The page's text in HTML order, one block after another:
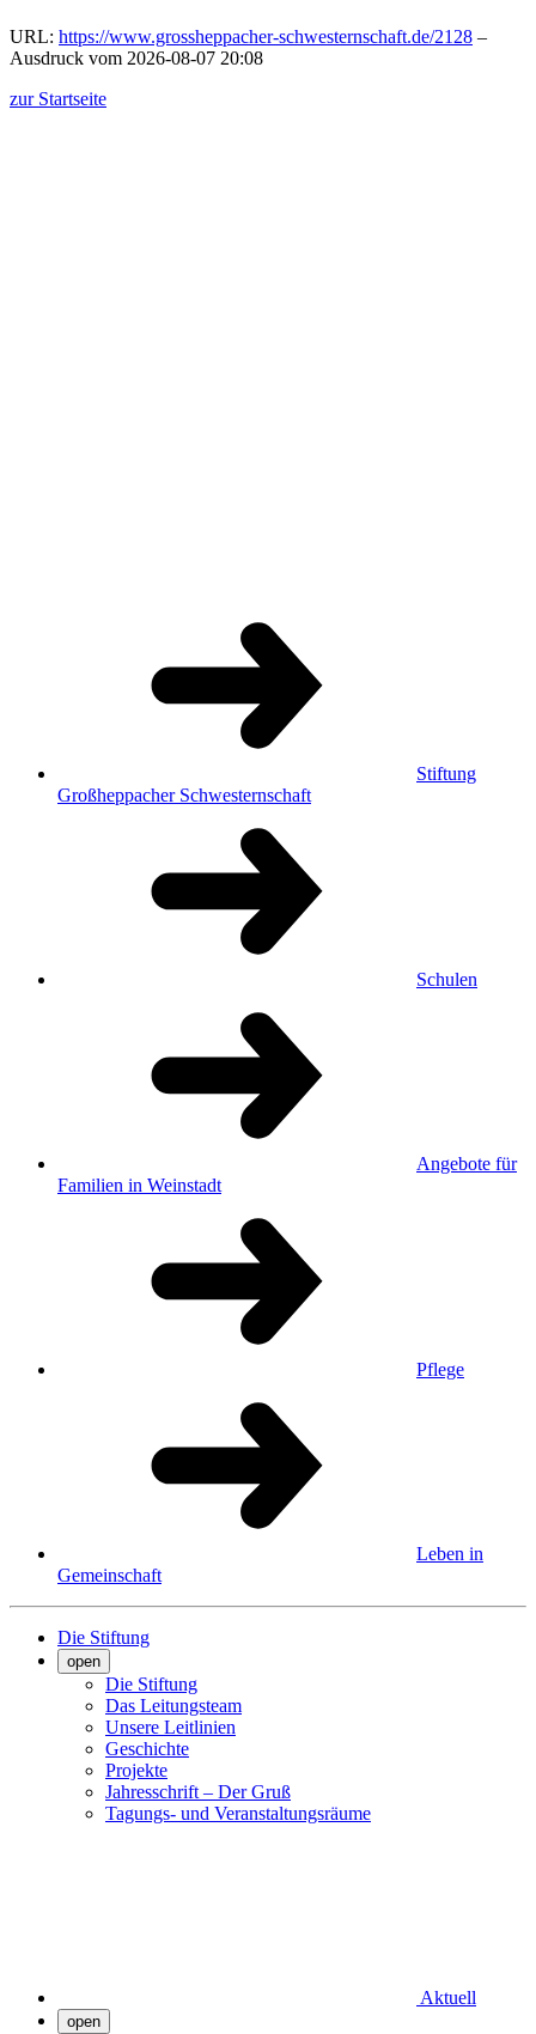
URL: https://www.grossheppacher-schwesternschaft.de/2128 –
Ausdruck vom 2026-08-07 20:08
zur Startseite
Stiftung
Großheppacher Schwesternschaft
Schulen
Angebote für
Familien in Weinstadt
Pflege
Leben in
Gemeinschaft
Die Stiftung
open
Die Stiftung
Das Leitungsteam
Unsere Leitlinien
Geschichte
Projekte
Jahresschrift – Der Gruß
Tagungs- und Veranstaltungsräume
Aktuell
open